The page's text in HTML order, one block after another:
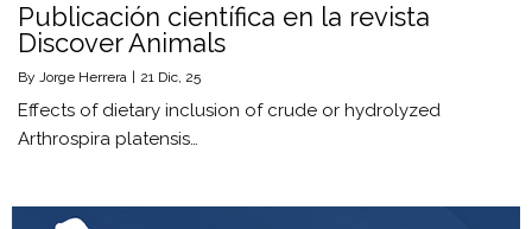
Publicación científica en la revista
Discover Animals
By Jorge Herrera 21 Dic, 25
Effects of dietary inclusion of crude or hydrolyzed
Arthrospira platensis…